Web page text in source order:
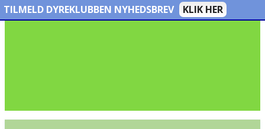
TILMELD DYREKLUBBEN NYHEDSBREV KLIK HER